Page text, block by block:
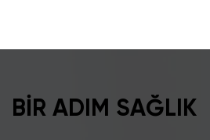
BİR ADIM SAĞLIK